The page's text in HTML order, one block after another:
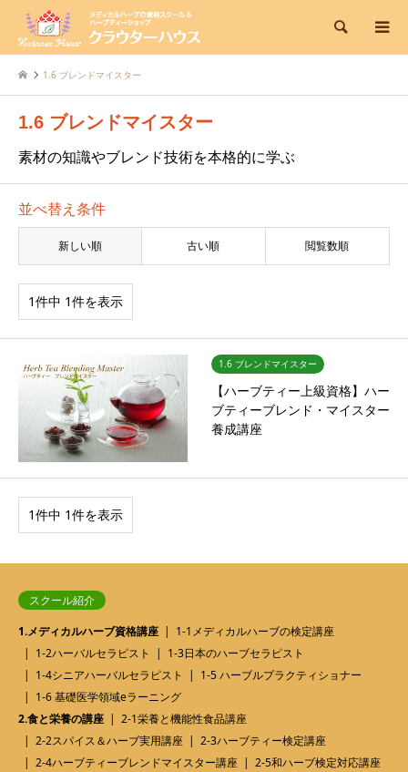
検索
1.6 ブレンドマイスター
1.6 ブレンドマイスター
素材の知識やブレンド技術を本格的に学ぶ
並べ替え条件
新しい順 古い順 閲覧数順
1件中 1件を表示
1.6 ブレンドマイスター
【ハーブティー上級資格】ハー
ブティーブレンド・マイスター
養成講座
1件中 1件を表示
スクール紹介
1.メディカルハーブ資格講座
1-1メディカルハーブの検定講座
1-2ハーバルセラピスト
1-3日本のハーブセラピスト
1-4シニアハーバルセラピスト
1-5 ハーブルプラクティショナー
1-6 基礎医学領域eラーニング
2.食と栄養の講座
2-1栄養と機能性食品講座
2-2スパイス＆ハーブ実用講座
2-3ハーブティー検定講座
2-4ハーブティーブレンドマイスター講座
2-5和ハーブ検定対応講座